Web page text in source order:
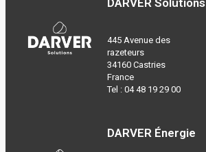
445 Avenue des
razeteurs
34160 Castries
France
Tel :04 48 19 29 00
DARVER Énergie